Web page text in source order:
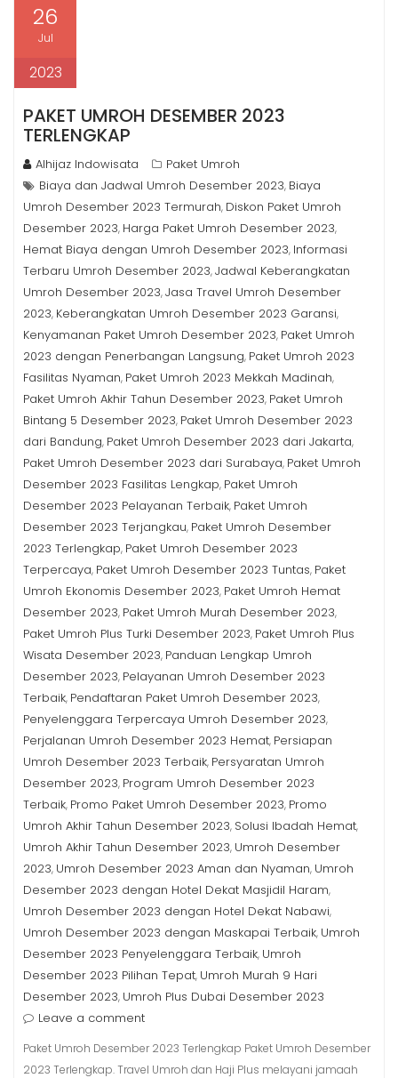
26
Jul
2023
PAKET UMROH DESEMBER 2023
TERLENGKAP
Alhijaz Indowisata
Paket Umroh
Biaya dan Jadwal Umroh Desember 2023, Biaya
Umroh Desember 2023 Termurah, Diskon Paket Umroh
Desember 2023, Harga Paket Umroh Desember 2023,
Hemat Biaya dengan Umroh Desember 2023, Informasi
Terbaru Umroh Desember 2023,Jadwal Keberangkatan
Umroh Desember 2023,Jasa Travel Umroh Desember
2023, Keberangkatan Umroh Desember 2023 Garansi,
Kenyamanan Paket Umroh Desember 2023, Paket Umroh
2023 dengan Penerbangan Langsung, Paket Umroh 2023
Fasilitas Nyaman, Paket Umroh 2023 Mekkah Madinah,
Paket Umroh Akhir Tahun Desember 2023, Paket Umroh
Bintang 5 Desember 2023, Paket Umroh Desember 2023
dari Bandung, Paket Umroh Desember 2023 dari Jakarta,
Paket Umroh Desember 2023 dari Surabaya, Paket Umroh
Desember 2023 Fasilitas Lengkap, Paket Umroh
Desember 2023 Pelayanan Terbaik, Paket Umroh
Desember 2023 Terjangkau, Paket Umroh Desember
2023 Terlengkap, Paket Umroh Desember 2023
Terpercaya, Paket Umroh Desember 2023 Tuntas, Paket
Umroh Ekonomis Desember 2023, Paket Umroh Hemat
Desember 2023, Paket Umroh Murah Desember 2023,
Paket Umroh Plus Turki Desember 2023, Paket Umroh Plus
Wisata Desember 2023, Panduan Lengkap Umroh
Desember 2023, Pelayanan Umroh Desember 2023
Terbaik, Pendaftaran Paket Umroh Desember 2023,
Penyelenggara Terpercaya Umroh Desember 2023,
Perjalanan Umroh Desember 2023 Hemat, Persiapan
Umroh Desember 2023 Terbaik, Persyaratan Umroh
Desember 2023, Program Umroh Desember 2023
Terbaik, Promo Paket Umroh Desember 2023, Promo
Umroh Akhir Tahun Desember 2023, Solusi Ibadah Hemat,
Umroh Akhir Tahun Desember 2023, Umroh Desember
2023, Umroh Desember 2023 Aman dan Nyaman, Umroh
Desember 2023 dengan Hotel Dekat Masjidil Haram,
Umroh Desember 2023 dengan Hotel Dekat Nabawi,
Umroh Desember 2023 dengan Maskapai Terbaik, Umroh
Desember 2023 Penyelenggara Terbaik, Umroh
Desember 2023 Pilihan Tepat, Umroh Murah 9 Hari
Desember 2023, Umroh Plus Dubai Desember 2023
Leave a comment
Paket Umroh Desember 2023 Terlengkap Paket Umroh Desember
2023 Terlengkap. Travel Umroh dan Haji Plus melayani jamaah